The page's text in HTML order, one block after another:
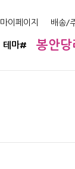
마이페이지 배송/
테마# 봉안